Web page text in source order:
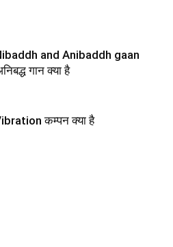
and Anibaddh gaan
गान क्या है
कम्पन क्या है